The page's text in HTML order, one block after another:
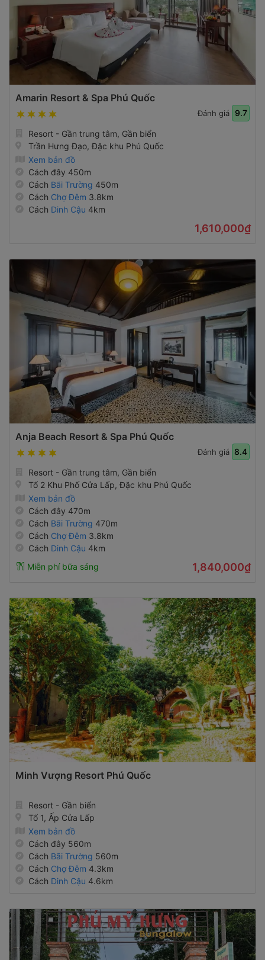
Amarin Resort & Spa Phú Quốc
Đánh giá 9.7
Resort - Gần trung tâm, Gần biển
Trần Hưng Đạo, Đặc khu Phú Quốc
Xem bản đồ
Cách đây 450m
Cách Bãi Trường 450m
Cách Chợ Đêm 3.8km
Cách Dinh Cậu 4km
1,610,000₫
Anja Beach Resort & Spa Phú Quốc
Đánh giá 8.4
Resort - Gần trung tâm, Gần biển
Tổ 2 Khu Phố Cửa Lấp, Đặc khu Phú Quốc
Xem bản đồ
Cách đây 470m
Cách Bãi Trường 470m
Cách Chợ Đêm 3.8km
Cách Dinh Cậu 4km
Miễn phí bữa sáng
1,840,000₫
Minh Vượng Resort Phú Quốc
Resort - Gần biển
Tổ 1, Ấp Cửa Lấp
Xem bản đồ
Cách đây 560m
Cách Bãi Trường 560m
Cách Chợ Đêm 4.3km
Cách Dinh Cậu 4.6km